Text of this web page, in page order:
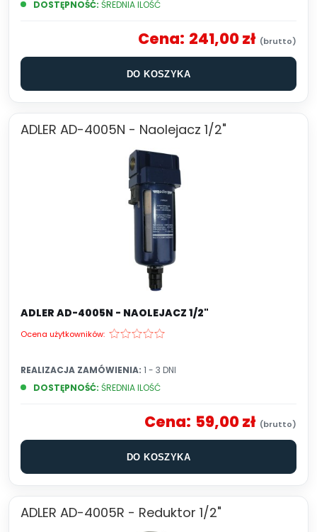
DOSTĘPNOŚĆ: ŚREDNIA ILOŚĆ
Cena: 241,00 zł
DO KOSZYKA
ADLER AD-4005N - Naolejacz 1/2"
ADLER AD-4005N - NAOLEJACZ 1/2"
Ocena użytkowników:
DOSTĘPNOŚĆ: ŚREDNIA ILOŚĆ
REALIZACJA ZAMÓWIENIA: 1 - 3 DNI
Cena: 59,00 zł
DO KOSZYKA
ADLER AD-4005R - Reduktor 1/2"